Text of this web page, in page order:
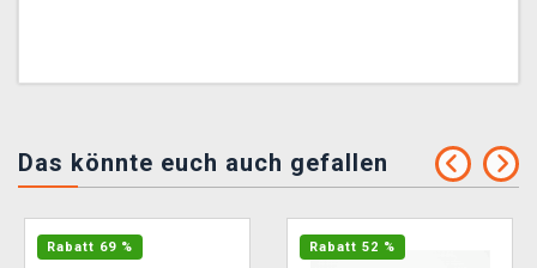
Das könnte euch auch gefallen
Rabatt 69 % Rabatt 52 %